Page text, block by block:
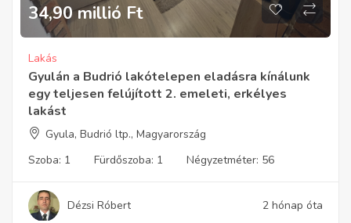
34,90 millió Ft
Lakás
Gyulán a Budrió lakótelepen eladásra kínálunk
egy teljesen felújított 2. emeleti, erkélyes
lakást
Gyula, Budrió ltp., Magyarország
Szoba: 1 Fürdőszoba: 1 Négyzetméter: 56
Dézsi Róbert 2 hónap óta